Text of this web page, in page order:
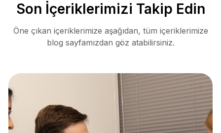
Son İçeriklerimizi Takip Edin
Öne çıkan içeriklerimize aşağıdan, tüm içeriklerimize
blog sayfamızdan göz atabilirsiniz.